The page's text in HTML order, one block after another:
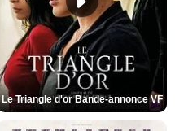
Le Triangle d'or Bande-annonce VF